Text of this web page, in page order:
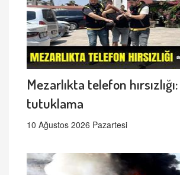
Mezarlıkta telefon
tutuklama
10 Ağustos 2026 Pazartesi